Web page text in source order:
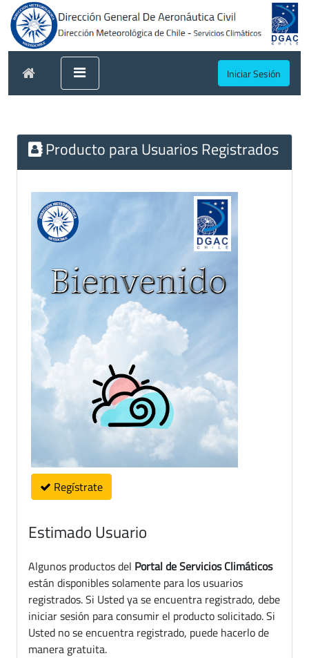
Iniciar Sesión
Producto para Usuarios Registrados
Regístrate
Estimado Usuario
Algunos productos del Portal de Servicios Climáticos
están disponibles solamente para los usuarios
registrados. Si Usted ya se encuentra registrado, debe
iniciar sesión para consumir el producto solicitado. Si
Usted no se encuentra registrado, puede hacerlo de
manera gratuita.